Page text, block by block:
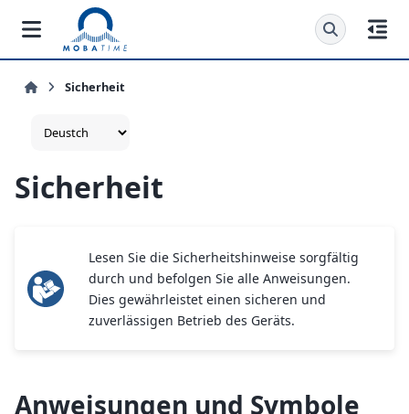
Sicherheit
Sicherheit
Lesen Sie die Sicherheitshinweise sorgfältig
durch und befolgen Sie alle Anweisungen.
Dies gewährleistet einen sicheren und
zuverlässigen Betrieb des Geräts.
Anweisungen und Symbole